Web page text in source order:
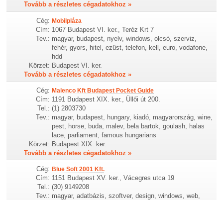
Tovább a részletes cégadatokhoz »
Cég: Mobilpláza
Cím: 1067 Budapest VI. ker., Teréz Krt 7
Tev.: magyar, budapest, nyelv, windows, olcsó, szerviz,
fehér, gyors, hitel, ezüst, telefon, kell, euro, vodafone,
hdd
Körzet: Budapest VI. ker.
Tovább a részletes cégadatokhoz »
Cég: Malenco Kft Budapest Pocket Guide
Cím: 1191 Budapest XIX. ker., Üllői út 200.
Tel.: (1) 2803730
Tev.: magyar, budapest, hungary, kiadó, magyarország, wine,
pest, horse, buda, malev, bela bartok, goulash, halas
lace, parliament, famous hungarians
Körzet: Budapest XIX. ker.
Tovább a részletes cégadatokhoz »
Cég: Blue Soft 2001 Kft.
Cím: 1151 Budapest XV. ker., Vácegres utca 19
Tel.: (30) 9149208
Tev.: magyar, adatbázis, szoftver, design, windows, web,